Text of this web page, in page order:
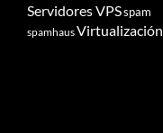
Servidores VPSspam
spamhausVirtualización